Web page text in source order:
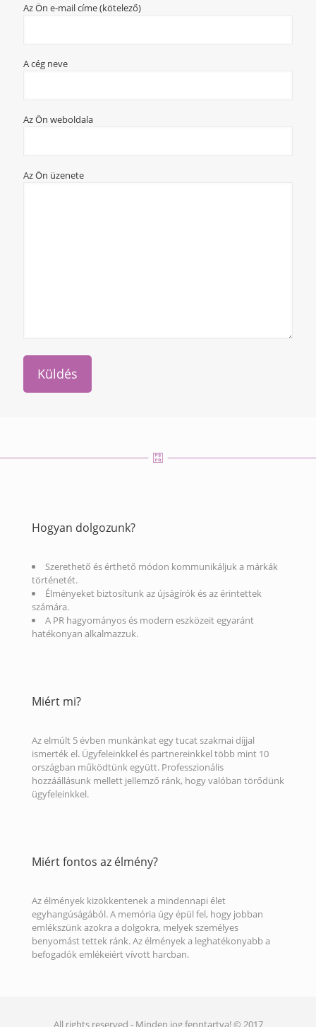
Az Ön e-mail címe (kötelező)
A cég neve
Az Ön weboldala
Az Ön üzenete
Hogyan dolgozunk?
Szerethető és érthető módon kommunikáljuk a márkák
történetét.
Élményeket biztosítunk az újságírók és az érintettek
számára.
A PR hagyományos és modern eszközeit egyaránt
hatékonyan alkalmazzuk.
Miért mi?
Az elmúlt 5 évben munkánkat egy tucat szakmai díjjal
ismerték el. Ügyfeleinkkel és partnereinkkel több mint 10
országban működtünk együtt. Professzionális
hozzáállásunk mellett jellemző ránk, hogy valóban törődünk
ügyfeleinkkel.
Miért fontos az élmény?
Az élmények kizökkentenek a mindennapi élet
egyhangúságából. A memória úgy épül fel, hogy jobban
emlékszünk azokra a dolgokra, melyek személyes
benyomást tettek ránk. Az élmények a leghatékonyabb a
befogadók emlékeiért vívott harcban.
All rights reserved - Minden jog fenntartva! © 2017